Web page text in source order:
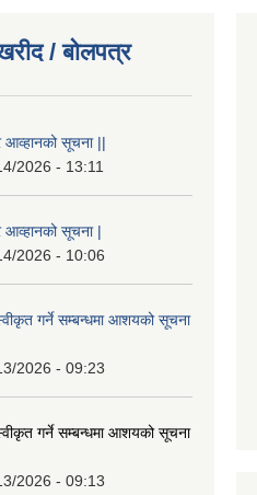
/ बोलपत्र
आव्हानको सूचना ||
2026 - 13:11
आव्हानको सूचना |
2026 - 10:06
गर्ने सम्बन्धमा आशयको सूचना
2026 - 09:23
गर्ने सम्बन्धमा आशयको सूचना
2026 - 09:13